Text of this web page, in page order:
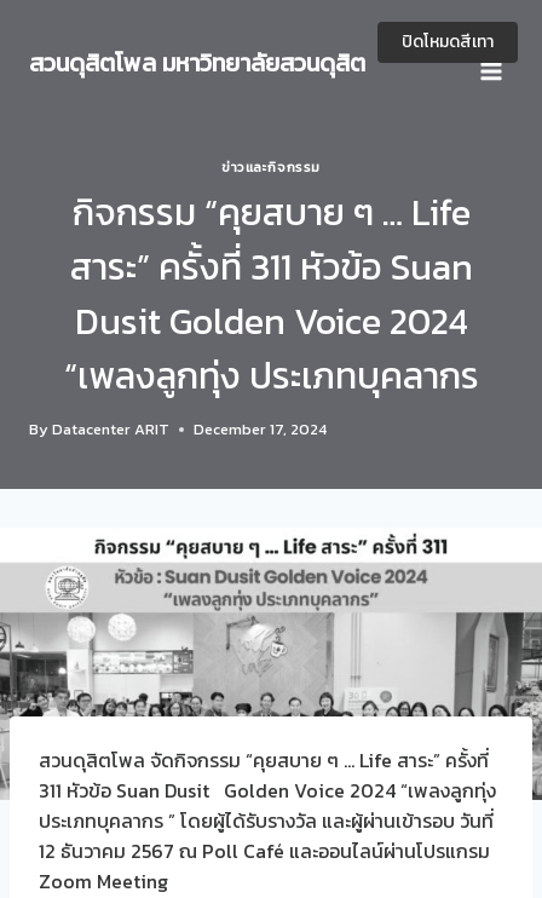
content
สวนดุสิตโพล มหาวิทยาลัยสวนดุสิต
ข่าวและกิจกรรม
กิจกรรม “คุยสบาย ๆ … Life
สาระ” ครั้งที่ 311 หัวข้อ Suan
Dusit Golden Voice 2024
“เพลงลูกทุ่ง ประเภทบุคลากร
By Datacenter ARIT December 17, 2024
สวนดุสิตโพล จัดกิจกรรม “คุยสบาย ๆ … Life สาระ” ครั้งที่
311 หัวข้อ Suan Dusit Golden Voice 2024 “เพลงลูกทุ่ง
ประเภทบุคลากร ” โดยผู้ได้รับรางวัล และผู้ผ่านเข้ารอบ วันที่
12 ธันวาคม 2567 ณ Poll Café และออนไลน์ผ่านโปรแกรม
Zoom Meeting
ปิดโหมดสีเทา